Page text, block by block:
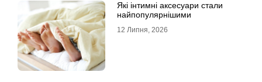
Які інтимні аксесуари стали
найпопулярнішими
12 Липня, 2026